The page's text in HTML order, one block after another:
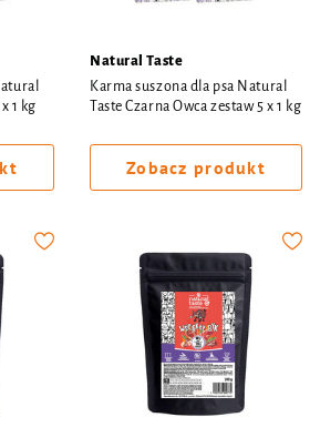
1 kg
Natural Taste
Karma suszona dla psa Natural
Taste Czarna Owca zestaw 5 x 1 kg
Zobacz produkt